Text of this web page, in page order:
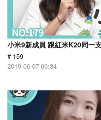
小米9新成員 跟紅米K20同一
# 159
2019-06-07 06:34